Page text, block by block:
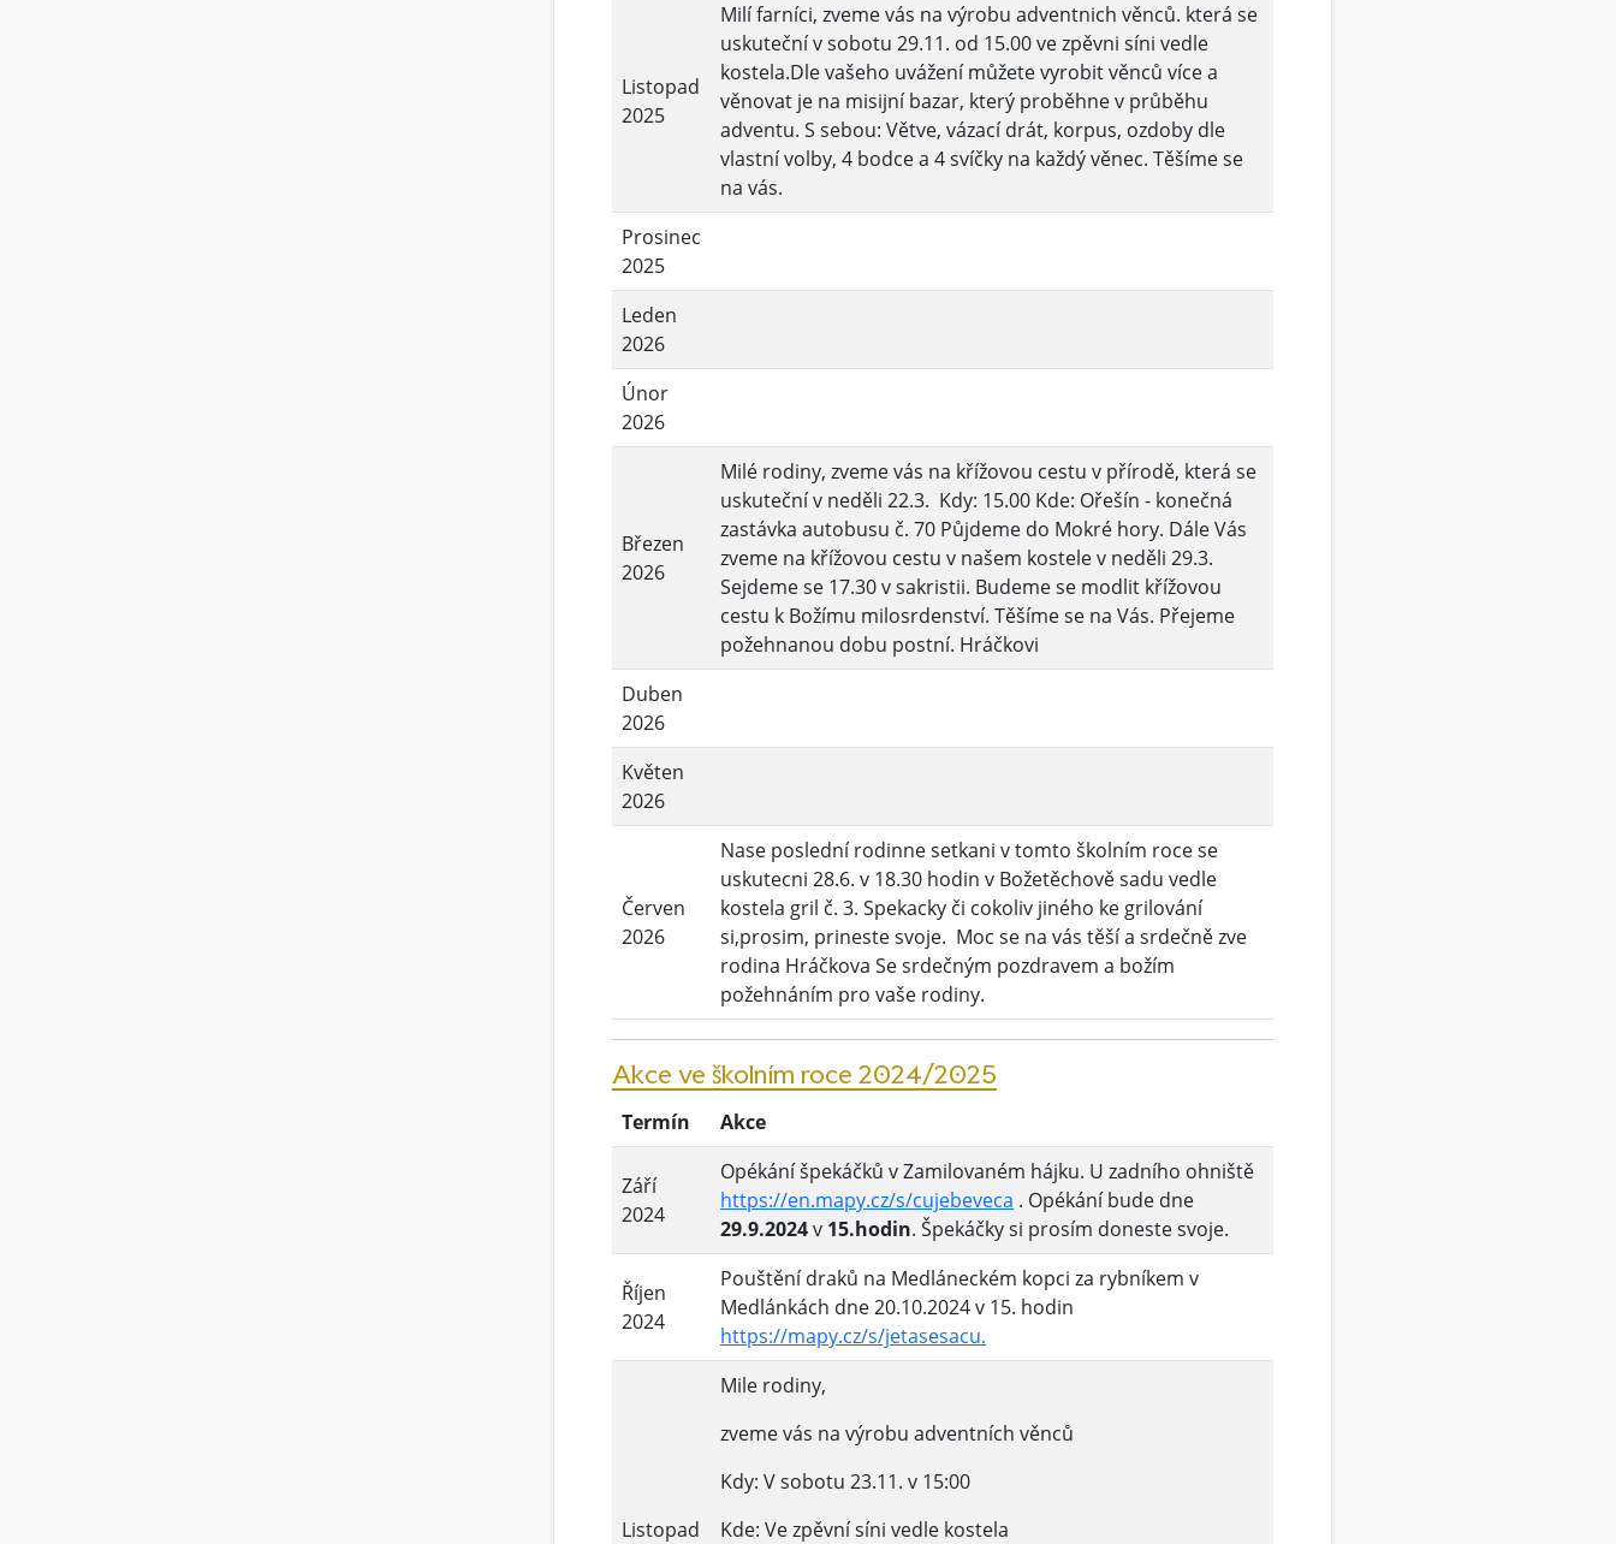
Listopad
2025
Milí farníci, zveme vás na výrobu adventnich věnců. která se
uskuteční v sobotu 29.11. od 15.00 ve zpěvni síni vedle
kostela.Dle vašeho uvážení můžete vyrobit věnců více a
věnovat je na misijní bazar, který proběhne v průběhu
adventu. S sebou: Větve, vázací drát, korpus, ozdoby dle
vlastní volby, 4 bodce a 4 svíčky na každý věnec. Těšíme se
na vás.
Prosinec
2025
Leden
2026
Únor
2026
Březen
2026
Milé rodiny, zveme vás na křížovou cestu v přírodě, která se
uskuteční v neděli 22.3. Kdy: 15.00 Kde: Ořešín - konečná
zastávka autobusu č. 70 Půjdeme do Mokré hory. Dále Vás
zveme na křížovou cestu v našem kostele v neděli 29.3.
Sejdeme se 17.30 v sakristii. Budeme se modlit křížovou
cestu k Božímu milosrdenství. Těšíme se na Vás. Přejeme
požehnanou dobu postní. Hráčkovi
Duben
2026
Květen
2026
Červen
2026
Nase poslední rodinne setkani v tomto školním roce se
uskutecni 28.6. v 18.30 hodin v Božetěchově sadu vedle
kostela gril č. 3. Spekacky či cokoliv jiného ke grilování
si,prosim, prineste svoje. Moc se na vás těší a srdečně zve
rodina Hráčkova Se srdečným pozdravem a božím
požehnáním pro vaše rodiny.
Akce ve školním roce 2024/2025
Termín Akce
Září
2024
Opékání špekáčků v Zamilovaném hájku. U zadního ohniště
https://en.mapy.cz/s/cujebeveca . Opékání bude dne
29.9.2024v 15.hodin. Špekáčky si prosím doneste svoje.
Říjen
2024
Pouštění draků na Medláneckém kopci za rybníkem v
Medlánkách dne 20.10.2024 v 15. hodin
https://mapy.cz/s/jetasesacu.
Listopad
Mile rodiny,
zveme vás na výrobu adventních věnců
Kdy: V sobotu 23.11. v 15:00
Kde: Ve zpěvní síni vedle kostela